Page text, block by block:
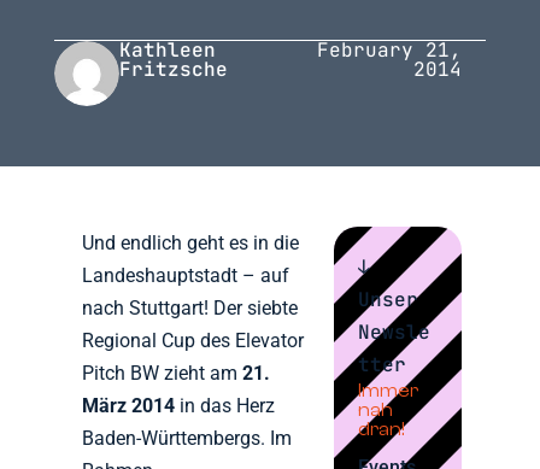
Kathleen
Fritzsche
February 21,
2014
Und endlich geht es in die
Landeshauptstadt – auf
nach Stuttgart! Der siebte
Regional Cup des Elevator
Pitch BW zieht am21.
März 2014 in das Herz
Baden-Württembergs. Im
↓
Unser
Newsle
tter
Immer
nah
dran!